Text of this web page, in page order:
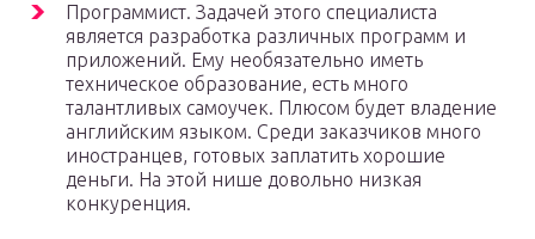
Программист. Задачей этого специалиста
является разработка различных программ и
приложений. Ему необязательно иметь
техническое образование, есть много
талантливых самоучек. Плюсом будет владение
английским языком. Среди заказчиков много
иностранцев, готовых заплатить хорошие
деньги. На этой нише довольно низкая
конкуренция.